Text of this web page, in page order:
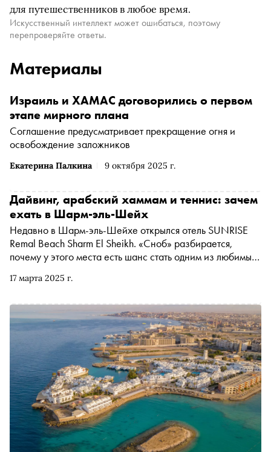
для путешественников в любое время.
Искусственный интеллект может ошибаться, поэтому
перепроверяйте ответы.
Материалы
Екатерина Палкина 9 октября 2025 г.
Израиль и ХАМАС договорились о первом
этапе мирного плана
Соглашение предусматривает прекращение огня и
освобождение заложников
17 марта 2025 г.
Дайвинг, арабский хаммам и теннис: зачем
ехать в Шарм-эль-Шейх
Недавно в Шарм-эль-Шейхе открылся отель SUNRISE
Remal Beach Sharm El Sheikh. «Сноб» разбирается,
почему у этого места есть шанс стать одним из любимых